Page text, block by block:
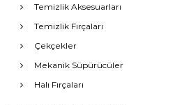
Temizlik Aksesuarları
Temizlik Fırçaları
Çekçekler
Mekanik Süpürücüler
Halı Fırçaları